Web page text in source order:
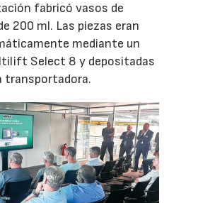
fabricó vasos de
200 ml. Las piezas eran
mediante un
Select 8 y depositadas
transportadora.